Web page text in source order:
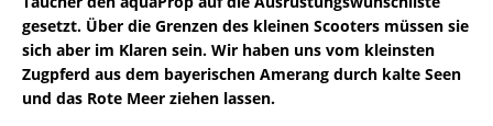
gesetzt. Über die Grenzen des kleinen Scooters müssen sie
sich aber im Klaren sein. Wir haben uns vom kleinsten
Zugpferd aus dem bayerischen Amerang durch kalte Seen
und das Rote Meer ziehen lassen.